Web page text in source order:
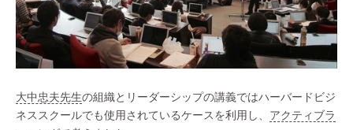
大中忠夫先生の組織とリーダーシップの講義ではハーバードビジ
ネススクールでも使用されているケースを利用し、 アクティブラ